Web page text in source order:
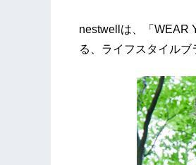
nestwellは、「WEAR
る、ライフスタイルブ